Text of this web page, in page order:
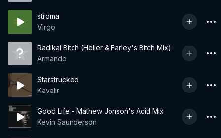
stroma
Virgo
Radikal Bitch (Heller & Farley's Bitch Mix)
Armando
Starstrucked
Kavalir
Good Life - Mathew Jonson's Acid Mix
Kevin Saunderson